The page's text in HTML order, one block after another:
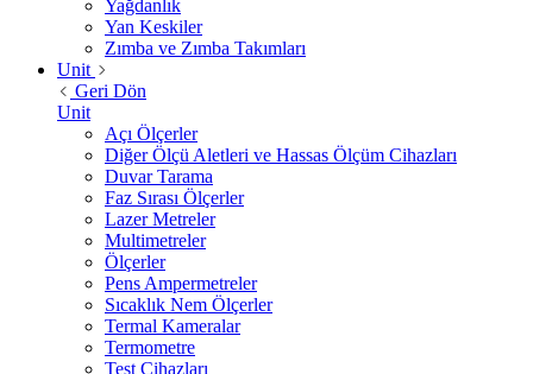
Yağdanlık
Yan Keskiler
Zımba ve Zımba Takımları
Unit
Geri Dön
Unit
Açı Ölçerler
Diğer Ölçü Aletleri ve Hassas Ölçüm Cihazları
Duvar Tarama
Faz Sırası Ölçerler
Lazer Metreler
Multimetreler
Ölçerler
Pens Ampermetreler
Sıcaklık Nem Ölçerler
Termal Kameralar
Termometre
Test Cihazları